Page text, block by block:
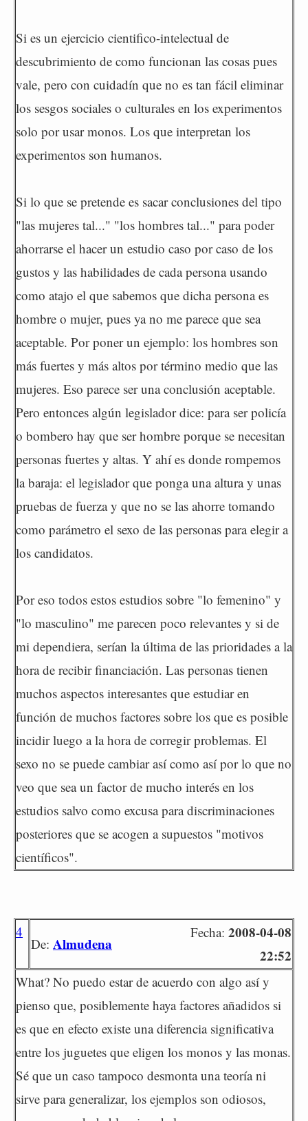
Si es un ejercicio cientifico-intelectual de
descubrimiento de como funcionan las cosas pues
vale, pero con cuidadín que no es tan fácil eliminar
los sesgos sociales o culturales en los experimentos
solo por usar monos. Los que interpretan los
experimentos son humanos.
Si lo que se pretende es sacar conclusiones del tipo
"las mujeres tal..." "los hombres tal..." para poder
ahorrarse el hacer un estudio caso por caso de los
gustos y las habilidades de cada persona usando
como atajo el que sabemos que dicha persona es
hombre o mujer, pues ya no me parece que sea
aceptable. Por poner un ejemplo: los hombres son
más fuertes y más altos por término medio que las
mujeres. Eso parece ser una conclusión aceptable.
Pero entonces algún legislador dice: para ser policía
o bombero hay que ser hombre porque se necesitan
personas fuertes y altas. Y ahí es donde rompemos
la baraja: el legislador que ponga una altura y unas
pruebas de fuerza y que no se las ahorre tomando
como parámetro el sexo de las personas para elegir a
los candidatos.
Por eso todos estos estudios sobre "lo femenino" y
"lo masculino" me parecen poco relevantes y si de
mi dependiera, serían la última de las prioridades a la
hora de recibir financiación. Las personas tienen
muchos aspectos interesantes que estudiar en
función de muchos factores sobre los que es posible
incidir luego a la hora de corregir problemas. El
sexo no se puede cambiar así como así por lo que no
veo que sea un factor de mucho interés en los
estudios salvo como excusa para discriminaciones
posteriores que se acogen a supuestos "motivos
científicos".
4
De: Almudena
Fecha: 2008-04-08
22:52
What? No puedo estar de acuerdo con algo así y
pienso que, posiblemente haya factores añadidos si
es que en efecto existe una diferencia significativa
entre los juguetes que eligen los monos y las monas.
Sé que un caso tampoco desmonta una teoría ni
sirve para generalizar, los ejemplos son odiosos,